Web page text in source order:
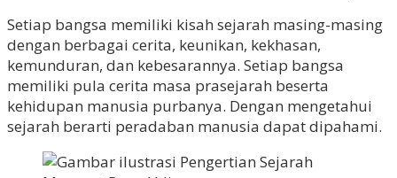
Setiap bangsa memiliki kisah sejarah masing-masing
dengan berbagai cerita, keunikan, kekhasan,
kemunduran, dan kebesarannya. Setiap bangsa
memiliki pula cerita masa prasejarah beserta
kehidupan manusia purbanya. Dengan mengetahui
sejarah berarti peradaban manusia dapat dipahami.